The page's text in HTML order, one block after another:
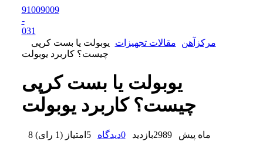
91009009
-
031
مرکزآهن
مقالات تجهیزات
یوبولت یا بست کرپی
چیست؟ کاربرد یوبولت
یوبولت یا بست کرپی
چیست؟ کاربرد یوبولت
8 ماه پیش 2989بازدید 0دیدگاه 5 امتیاز (1 رای )